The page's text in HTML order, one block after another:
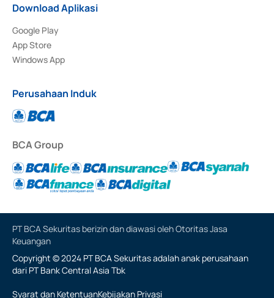
Download Aplikasi
Google Play
App Store
Windows App
Perusahaan Induk
BCA Group
PT BCA Sekuritas berizin dan diawasi oleh Otoritas Jasa
Keuangan
Copyright © 2024 PT BCA Sekuritas adalah anak perusahaan
dari PT Bank Central Asia Tbk
Syarat dan KetentuanKebijakan Privasi